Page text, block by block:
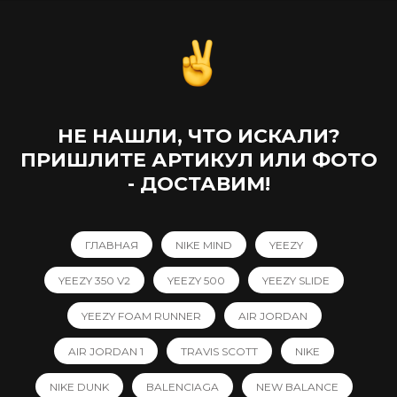
НЕ НАШЛИ, ЧТО ИСКАЛИ?
ПРИШЛИТЕ АРТИКУЛ ИЛИ ФОТО
- ДОСТАВИМ!
ГЛАВНАЯ NIKE MIND YEEZY
YEEZY 350 V2 YEEZY 500 YEEZY SLIDE
YEEZY FOAM RUNNER AIR JORDAN
AIR JORDAN 1 TRAVIS SCOTT NIKE
NIKE DUNK BALENCIAGA NEW BALANCE